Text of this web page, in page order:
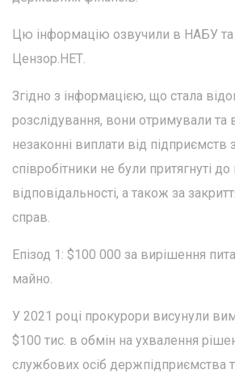
Цю інформацію озвучили в НАБУ
Цензор.НЕТ.
Згідно з інформацією, що стала
розслідування, вони отримували та
незаконні виплати від підприємств
співробітники не були притягнуті
відповідальності, а також за
справ.
Епізод 1: $100 000 за вирішення
майно.
У 2021 році прокурори висунули
$100 тис. в обмін на ухвалення
службових осіб держпідприємства